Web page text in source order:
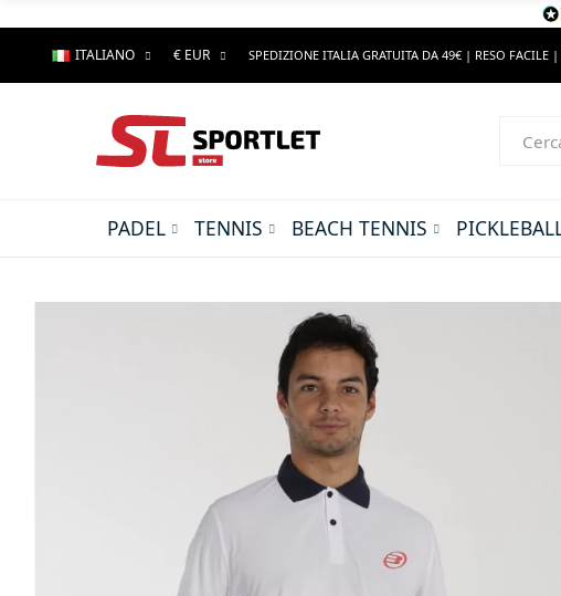
ITALIANO € EUR SPEDIZIONE ITALIA GRATUITA DA 49€ | RESO
PADEL TENNIS BEACH TENNIS